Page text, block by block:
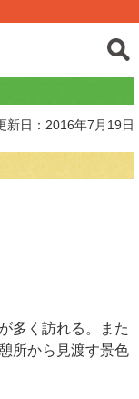
新日：2016年7月19日
多く訪れる。また
所から見渡す景色